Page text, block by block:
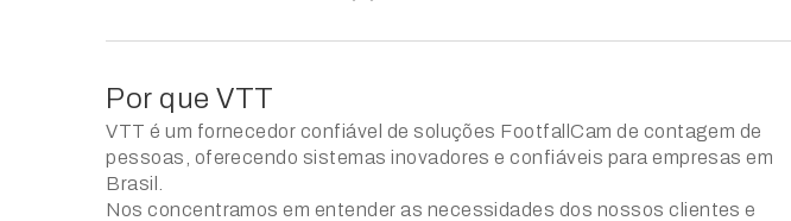
Por que VTT
VTT é um fornecedor confiável de soluções FootfallCam de contagem de
pessoas, oferecendo sistemas inovadores e confiáveis para empresas em
Brasil.
Nos concentramos em entender as necessidades dos nossos clientes e